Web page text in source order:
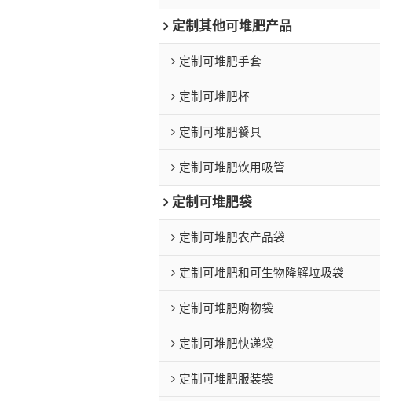
定制其他可堆肥产品
定制可堆肥手套
定制可堆肥杯
定制可堆肥餐具
定制可堆肥饮用吸管
定制可堆肥袋
定制可堆肥农产品袋
定制可堆肥和可生物降解垃圾袋
定制可堆肥购物袋
定制可堆肥快递袋
定制可堆肥服装袋